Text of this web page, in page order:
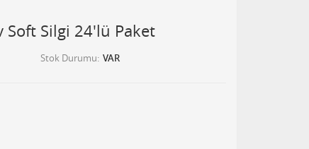
Soft Silgi 24'lü Paket
Stok Durumu VAR